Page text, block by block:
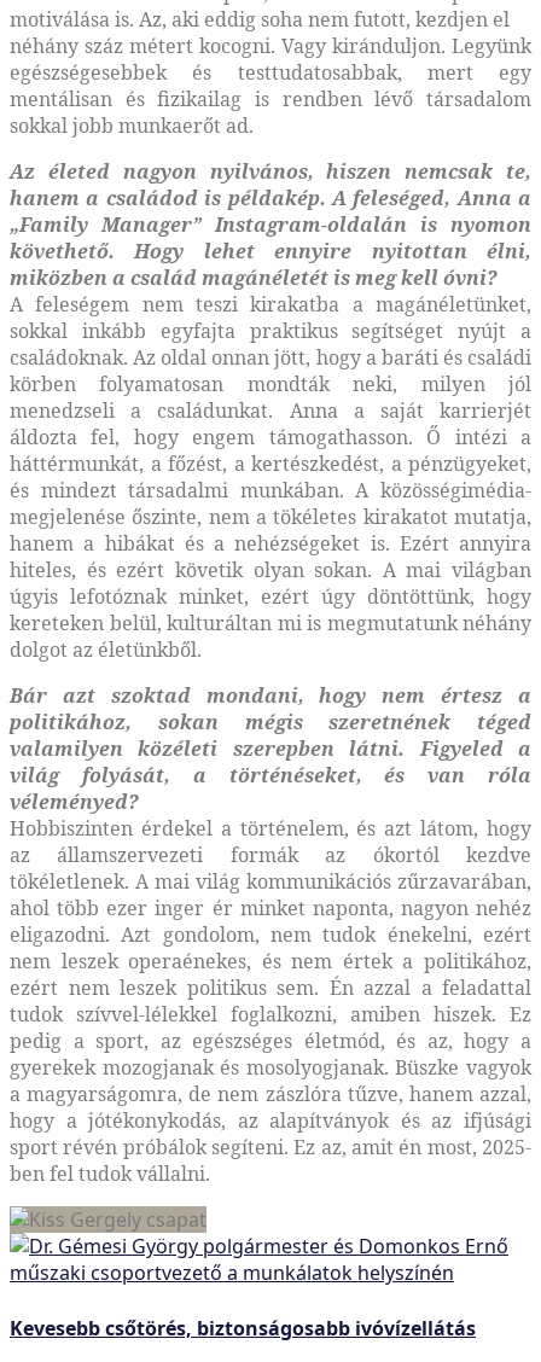
motiválása is. Az, aki eddig soha nem futott, kezdjen el
néhány száz métert kocogni. Vagy kiránduljon. Legyünk
egészségesebbek és testtudatosabbak, mert egy
mentálisan és fizikailag is rendben lévő társadalom
sokkal jobb munkaerőt ad.
Az életed nagyon nyilvános, hiszennemcsak te,
hanem a családod is példakép.A feleséged, Anna a
„FamilyManager” Instagram-oldalán is nyomon
követhető. Hogy lehet ennyire nyitottan élni,
miközben a családmagánéletét is meg kell óvni?
A feleségem nem teszi kirakatba a magánéletünket,
sokkal inkább egyfajta praktikus segítséget nyújt a
családoknak. Az oldal onnan jött, hogy a baráti és családi
körben folyamatosan mondták neki, milyen jól
menedzseli a családunkat. Anna a saját karrierjét
áldozta fel, hogy engem támogathasson. Ő intézi a
háttérmunkát, a főzést, a kertészkedést, a pénzügyeket,
és mindezt társadalmi munkában. A közösségimédia-
megjelenése őszinte, nem a tökéletes kirakatot mutatja,
hanem a hibákat és a nehézségeket is. Ezért annyira
hiteles, és ezért követik olyan sokan. A mai világban
úgyis lefotóznak minket, ezért úgy döntöttünk, hogy
kereteken belül, kulturáltan mi is megmutatunk néhány
dolgot az életünkből.
Bár azt szoktad mondani, hogynem értesz a
politikához, sokan mégisszeretnének téged
valamilyen közéleti szerepben látni. Figyeled a
világ folyását, a történéseket, és vanróla
véleményed?
Hobbiszinten érdekel a történelem, és azt látom, hogy
az államszervezeti formák az ókortól kezdve
tökéletlenek. A mai világ kommunikációs zűrzavarában,
ahol több ezer inger ér minket naponta, nagyon nehéz
eligazodni. Azt gondolom, nem tudok énekelni, ezért
nem leszek operaénekes, és nem értek a politikához,
ezért nem leszek politikus sem. Én azzal a feladattal
tudok szívvel-lélekkel foglalkozni, amiben hiszek. Ez
pedig a sport, az egészséges életmód, és az, hogy a
gyerekek mozogjanak és mosolyogjanak. Büszke vagyok
a magyarságomra, de nem zászlóra tűzve, hanem azzal,
hogy a jótékonykodás, az alapítványok és az ifjúsági
sport révén próbálok segíteni. Ez az, amit én most, 2025-
ben fel tudok vállalni.
Kevesebb csőtörés, biztonságosabb ivóvízellátás